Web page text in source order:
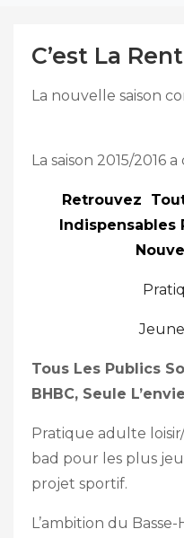
C’est La
La nouvelle saison
La saison 2015/2016
Retrouvez
Indispensables
Tous Les Publics
BHBC, Seule
Pratique adulte
bad pour les plus
projet sportif.
L’ambition du